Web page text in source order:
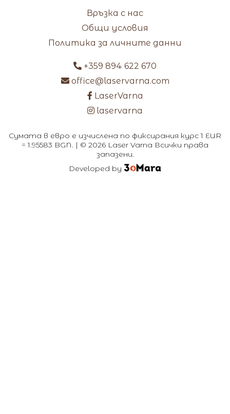
Връзка с нас
Общи условия
Политика за личните данни
+359 894 622 670
office@laservarna.com
LaserVarna
laservarna
Сумата в евро е изчислена по фиксирания курс 1 EUR
= 1.95583 BGN. | © 2026 Laser Varna Всички права
запазени.
Developed by